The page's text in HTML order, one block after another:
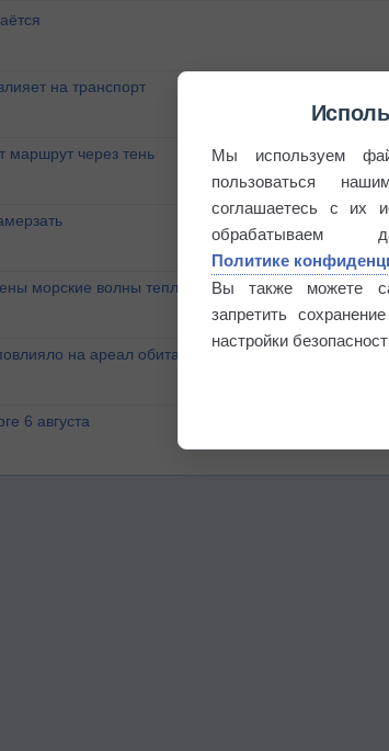
на транспорт
маршрут через тень
морские волны тепла
на ареал обитания бабочек
6 августа
Мы используем
пользоваться
соглашаетесь с их
Политике
Вы также можете
запретить
настройки